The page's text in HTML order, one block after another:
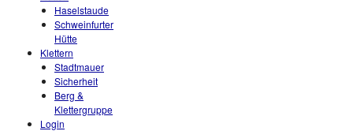
Haselstaude
Schweinfurter
Hütte
Klettern
Stadtmauer
Sicherheit
Berg &
Klettergruppe
Login